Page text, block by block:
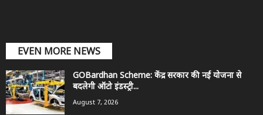
EVEN MORE NEWS
GOBardhan Scheme: केंद्र सरकार की नई योजना से
बदलेगी ऑटो इंडस्ट्री...
August 7, 2026